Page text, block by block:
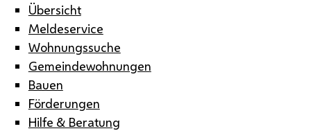
Übersicht
Meldeservice
Wohnungssuche
Gemeindewohnungen
Bauen
Förderungen
Hilfe & Beratung